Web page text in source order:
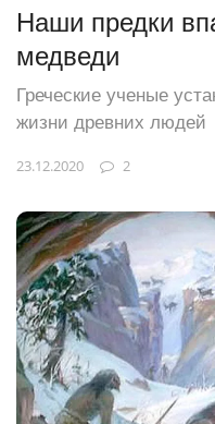
Наши предки
медведи
Греческие ученые
жизни древних людей
23.12.2020 2